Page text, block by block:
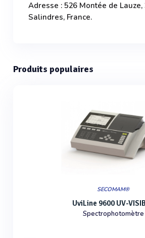
Adresse : 526 Montée de Lauze,
Salindres, France.
Produits populaires
SECOMAM®
UviLine 9600 UV-
Spectrophotomètre